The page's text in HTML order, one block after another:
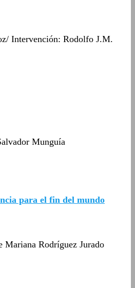
Intervención: Rodolfo J.M.
Munguía
para el fin del mundo
Mariana Rodríguez Jurado